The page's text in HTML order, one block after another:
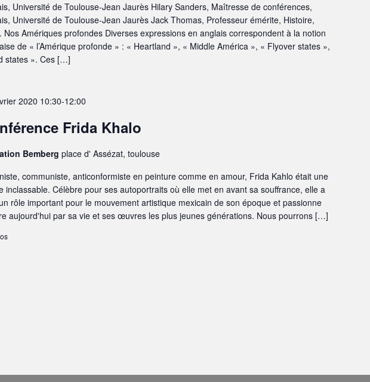
Université de Toulouse-Jean Jaurès ‌Hilary Sanders, Maîtresse de conférences,
Université de Toulouse-Jean Jaurès Jack Thomas, Professeur émérite, Histoire,
Nos Amériques profondes Diverses expressions en anglais correspondent à la notion
de « l’Amérique profonde » : « Heartland », « Middle América », « Flyover states »,
states ». Ces […]
2020 10:30-12:00
Frida Khalo
Bembergplace d' Assézat, toulouse
communiste, anticonformiste en peinture comme en amour, Frida Kahlo était une
inclassable. Célèbre pour ses autoportraits où elle met en avant sa souffrance, elle a
rôle important pour le mouvement artistique mexicain de son époque et passionne
aujourd'hui par sa vie et ses œuvres les plus jeunes générations. Nous pourrons […]